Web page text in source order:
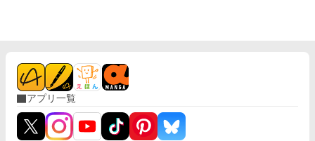
アプリ一覧